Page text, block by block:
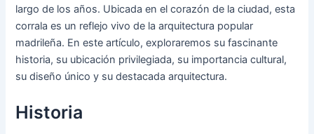
largo de los años. Ubicada en el corazón de la ciudad, esta
corrala es un reflejo vivo de la arquitectura popular
madrileña. En este artículo, exploraremos su fascinante
historia, su ubicación privilegiada, su importancia cultural,
su diseño único y su destacada arquitectura.
Historia